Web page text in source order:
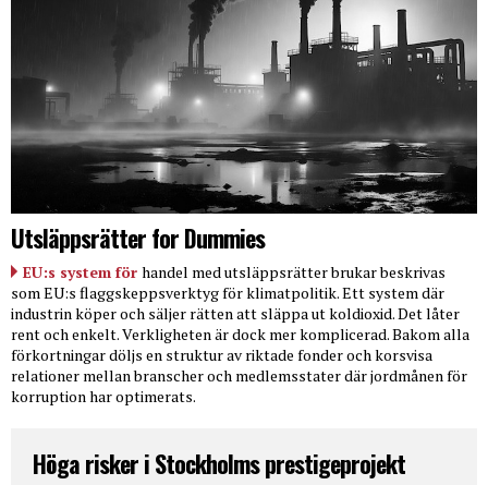
Utsläppsrätter for Dummies
EU:s system för handel med utsläppsrätter brukar beskrivas
som EU:s flaggskeppsverktyg för klimatpolitik. Ett system där
industrin köper och säljer rätten att släppa ut koldioxid. Det låter
rent och enkelt. Verkligheten är dock mer komplicerad. Bakom alla
förkortningar döljs en struktur av riktade fonder och korsvisa
relationer mellan branscher och medlemsstater där jordmånen för
korruption har optimerats.
Höga risker i Stockholms prestigeprojekt